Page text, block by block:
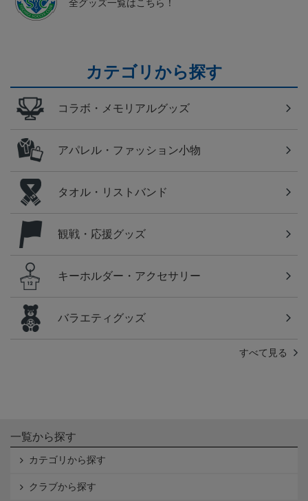
全グッズ一覧はこちら！
カテゴリから探す
コラボ・メモリアルグッズ
アパレル・ファッション小物
タオル・リストバンド
観戦・応援グッズ
キーホルダー・アクセサリー
バラエティグッズ
すべて見る
一覧から探す
カテゴリから探す
クラブから探す